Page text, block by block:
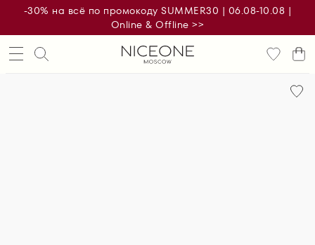
-30% на всё по промокоду SUMMER30 | 06.08-10.08 |
Online & Offline >>